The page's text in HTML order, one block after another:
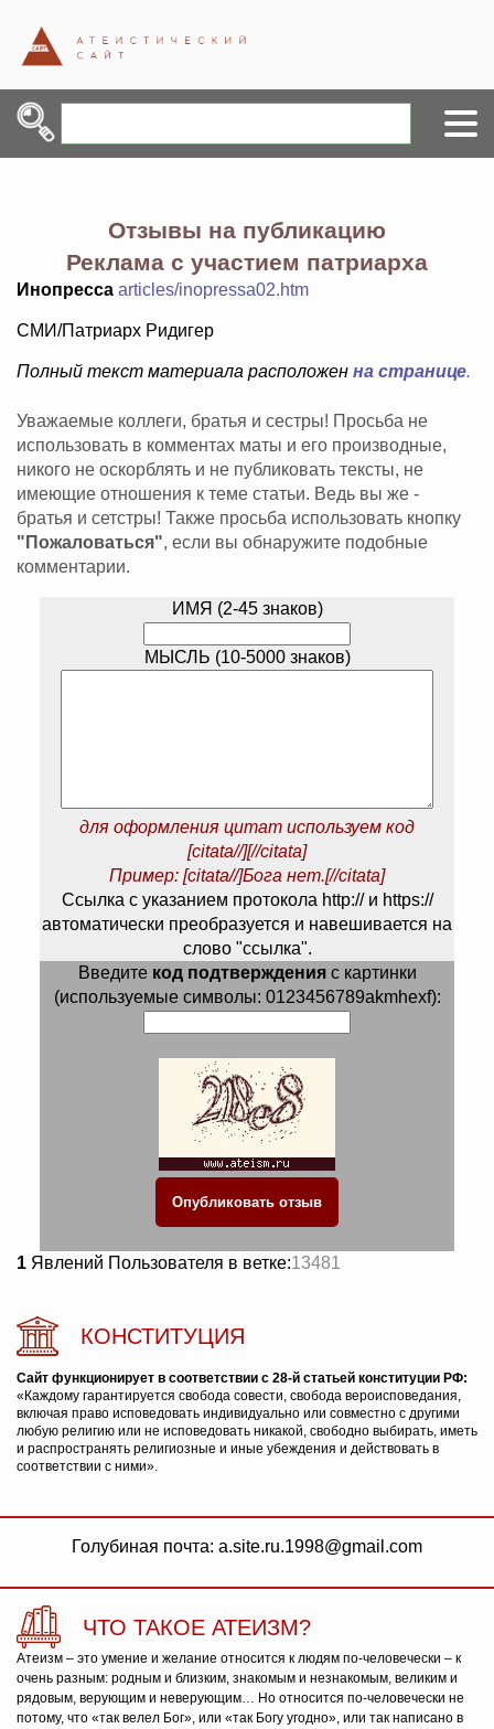
Отзывы на публикацию
Реклама с участием патриарха
Инопресса articles/inopressa02.htm
СМИ/Патриарх Ридигер
Полный текст материала расположен на странице.
Уважаемые коллеги, братья и сестры! Просьба не
использовать в комментах маты и его производные,
никого не оскорблять и не публиковать тексты, не
имеющие отношения к теме статьи. Ведь вы же -
братья и сетстры! Также просьба использовать кнопку
"Пожаловаться", если вы обнаружите подобные
комментарии.
ИМЯ (2-45 знаков)
МЫСЛЬ (10-5000 знаков)
для оформления цитат используем код
[citata//][//citata]
Пример: [citata//]Бога нет.[//citata]
Ссылка с указанием протокола http:// и https://
автоматически преобразуется и навешивается на
слово "ссылка".
Введите код подтвержденияс картинки
(используемые символы: 0123456789akmhexf):
1 Явлений Пользователя в ветке:13481
КОНСТИТУЦИЯ
Сайт функционирует в соответствии с 28-й статьей конституции РФ:
«Каждому гарантируется свобода совести, свобода вероисповедания,
включая право исповедовать индивидуально или совместно с другими
любую религию или не исповедовать никакой, свободно выбирать, иметь
и распространять религиозные и иные убеждения и действовать в
соответствии с ними».
Голубиная почта: a.site.ru.1998@gmail.com
ЧТО ТАКОЕ АТЕИЗМ?
Атеизм – это умение и желание относится к людям по-человечески – к
очень разным: родным и близким, знакомым и незнакомым, великим и
рядовым, верующим и неверующим… Но относится по-человечески не
потому, что «так велел Бог», или «так Богу угодно», или так написано в